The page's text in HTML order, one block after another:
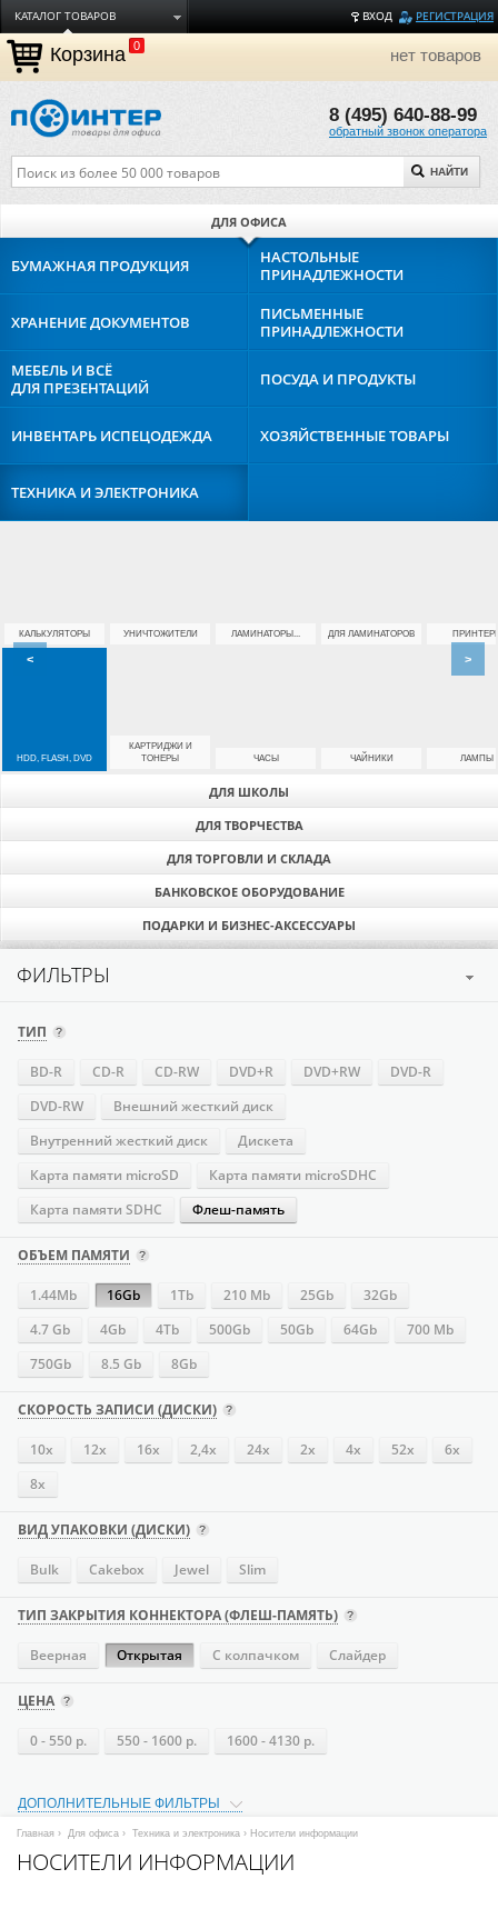
ВХОД РЕГИСТРАЦИЯ
КАТАЛОГ ТОВАРОВ
ДОСТАВКА
ОПЛАТА
ТОРГОВЫЕ МАРКИ
О КОМПАНИИ
Корзина 0 нет товаров
8 (495) 640-88-99
обратный звонок оператора
НАЙТИ
ДЛЯ ОФИСА
ДЛЯ ШКОЛЫ
ДЛЯ ТВОРЧЕСТВА
ДЛЯ ТОРГОВЛИ И СКЛАДА
БАНКОВСКОЕ ОБОРУДОВАНИЕ
ПОДАРКИ И БИЗНЕС-АКСЕССУАРЫ
БУМАЖНАЯ ПРОДУКЦИЯ
НАСТОЛЬНЫЕ
ПРИНАДЛЕЖНОСТИ
ХРАНЕНИЕДОКУМЕНТОВ
ПИСЬМЕННЫЕ
ПРИНАДЛЕЖНОСТИ
МЕБЕЛЬ И ВСЁ
ДЛЯ ПРЕЗЕНТАЦИЙ
ПОСУДА И ПРОДУКТЫ
ИНВЕНТАРЬ ИСПЕЦОДЕЖДА ХОЗЯЙСТВЕННЫЕТОВАРЫ
ТЕХНИКА ИЭЛЕКТРОНИКА
КАЛЬКУЛЯТОРЫ УНИЧТОЖИТЕЛИ ЛАМИНАТОРЫ... ДЛЯ ЛАМИНАТОРОВ
HDD, FLASH, DVD
КАРТРИДЖИ И
ТОНЕРЫ
ЧАСЫ ЧАЙНИКИ ЛАМПЫ
< >
ФИЛЬТРЫ
ТИП
BD-R CD-R CD-RW DVD+R DVD+RW
DVD-R
DVD-RW
Внешний жесткий диск
Внутренний жесткий диск
Дискета
Карта памяти microSD
Карта памяти microSDHC
Карта памяти SDHC
Флеш-память
ОБЪЕМ ПАМЯТИ
1.44Mb 16Gb 1Tb 210 Mb 25Gb
32Gb
4.7 Gb
4Gb 4Tb 500Gb 50Gb 64Gb
700 Mb
750Gb
8.5 Gb 8Gb
СКОРОСТЬ ЗАПИСИ (ДИСКИ)
10x 12x 16х 2,4x 24х 2x 4х 52х
6x
8x
ВИД УПАКОВКИ (ДИСКИ)
Bulk Cakebox Jewel Slim
ТИП ЗАКРЫТИЯ КОННЕКТОРА (ФЛЕШ-ПАМЯТЬ)
Веерная Открытая С колпачком Слайдер
ЦЕНА
0 - 550 р. 550 - 1600 р. 1600 - 4130 р.
ДОПОЛНИТЕЛЬНЫЕ ФИЛЬТРЫ
Главная › Для офиса › Техника и электроника › Носители информации
НОСИТЕЛИ ИНФОРМАЦИИ